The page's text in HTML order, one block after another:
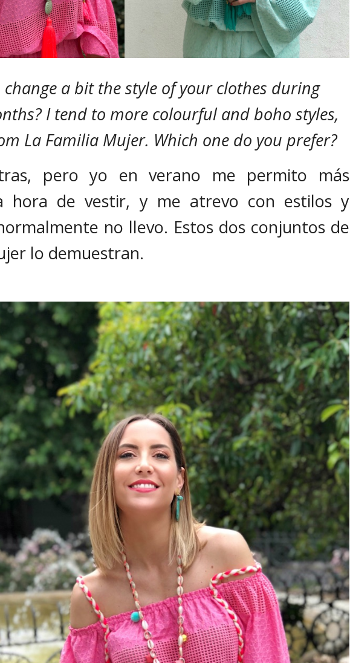
a bit the style of your clothes during
I tend to more colourful and boho styles,
La Familia Mujer. Which one do you prefer?
pero yo en verano me permito más
hora de vestir, y me atrevo con estilos y
no llevo. Estos dos conjuntos de
lo demuestran.